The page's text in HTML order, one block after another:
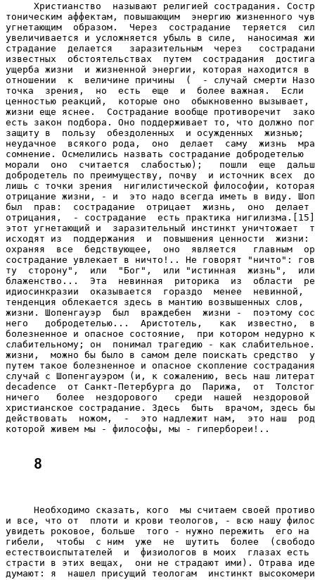
Христианство  называют религией сострадания.
тоническим аффектам, повышающим  энергию жизненного
угнетающим  образом.  Через  сострадание  теряется
увеличивается и усложняется убыль в силе,  наносимая
страдание  делается   заразительным  через
известных  обстоятельствах  путем  сострадания
ущерба жизни  и жизненной энергии, которая находится в
отношении  к  величине причины  (  - случай смерти
точка  зрения,  но  есть  еще  и  более важная.  Если
ценностью реакций,  которые оно  обыкновенно
жизни еще яснее.  Сострадание вообще противоречит
есть закон подбора. Оно поддерживает то, что должно
защиту в  пользу  обездоленных  и осужденных  жизнью;
неудачное  всякого рода,  оно  делает  саму  жизнь
сомнение. Осмелились назвать сострадание добродетелью
морали  оно  считается  слабостью);   пошли  еще
добродетель по преимуществу, почву  и источник всех
лишь с точки зрения  нигилистической философии,
отрицание жизни, - и  это надо всегда иметь в виду.
был  прав:  сострадание  отрицает  жизнь,  оно  делает
отрицания,  - сострадание  есть практика
этот угнетающий и  заразительный инстинкт уничтожает
исходят из  поддержания  и  повышения ценности
охраняя  все  бедствующее,  оно  является   главным
сострадание увлекает в ничто!.. Не говорят "ничто":
ту  сторону",  или  "Бог",  или "истинная  жизнь",
блаженство...  Эта  невинная  риторика  из  области
идиосинкразии  оказывается  гораздо  менее  невинной,
тенденция облекается здесь в мантию возвышенных слов,
жизни. Шопенгауэр  был  враждебен  жизни -  поэтому
него   добродетелью...  Аристотель,   как  известно,
болезненное и опасное состояние,  при котором недурно
слабительному; он  понимал трагедию - как
жизни,  можно бы было в самом деле поискать средство
путем такое болезненное и опасное скопление
случай с Шопенгауэром (и, к сожалению, весь наш
decadence  от Санкт-Петербурга до  Парижа,  от
ничего   более  нездорового   среди  нашей
христианское сострадание. Здесь  быть  врачом, здесь
действовать  ножом,  -  это надлежит нам,  это наш
которой живем мы - философы, мы - гипербореи!..
8
Необходимо сказать, кого  мы считаем своей
и все, что от  плоти и крови теологов, - всю нашу
увидеть роковое, больше  того - нужно пережить  его на
гибели,  чтобы  с ним  уже  не  шутить  более
естествоиспытателей  и  физиологов в моих  глазах
страсти в этих вещах,  они не страдают ими). Отрава
думают: я  нашел присущий теологам  инстинкт